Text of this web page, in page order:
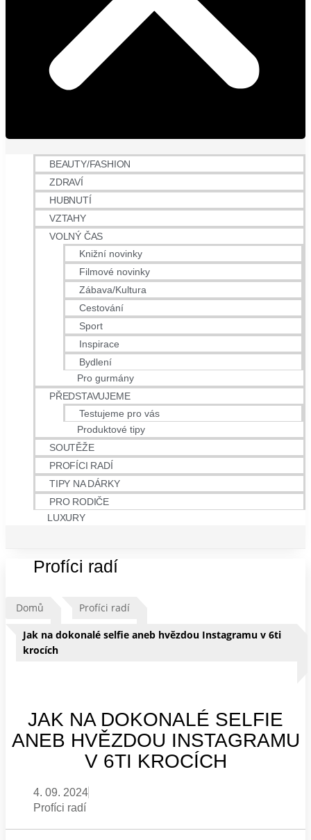
BEAUTY/FASHION
ZDRAVÍ
HUBNUTÍ
VZTAHY
VOLNÝ ČAS
Knižní novinky
Filmové novinky
Zábava/Kultura
Cestování
Sport
Inspirace
Bydlení
Pro gurmány
PŘEDSTAVUJEME
Testujeme pro vás
Produktové tipy
SOUTĚŽE
PROFÍCI RADÍ
TIPY NA DÁRKY
PRO RODIČE
LUXURY
Profíci radí
Domů Profíci radí
Jak na dokonalé selfie aneb hvězdou Instagramu v 6ti
krocích
JAK NA DOKONALÉ SELFIE
ANEB HVĚZDOU INSTAGRAMU
V 6TI KROCÍCH
4. 09. 2024
Profíci radí